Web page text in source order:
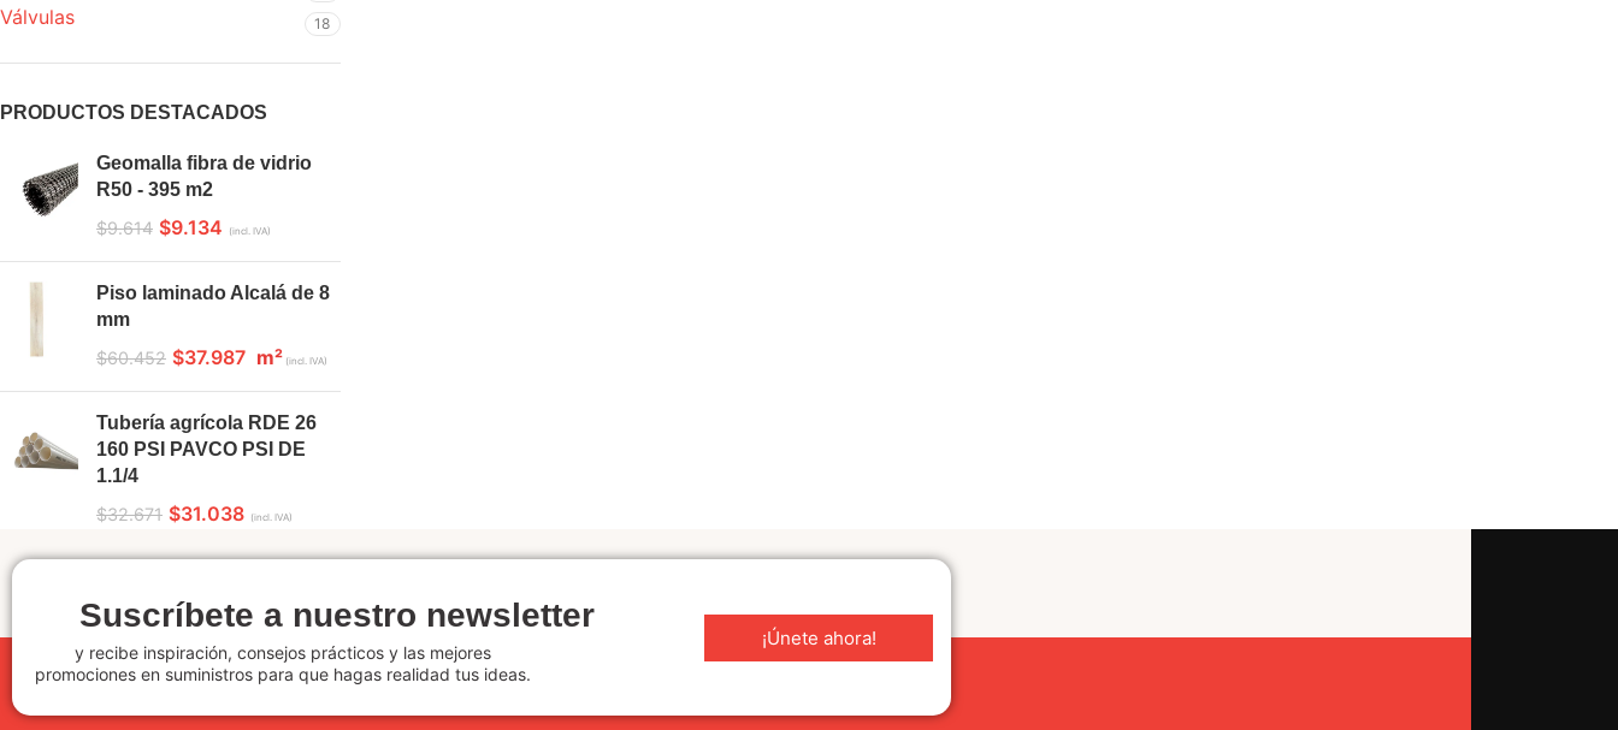
Válvulas 18
PRODUCTOS DESTACADOS
Geomalla fibra de vidrio
R50 - 395 m2
$9.614 $9.134 (incl. IVA)
Piso laminado Alcalá de 8
mm
$60.452 $37.987 m² (incl. IVA)
Tubería agrícola RDE 26
160 PSI PAVCO PSI DE
1.1/4
$32.671 $31.038 (incl. IVA)
Suscríbete a nuestro newsletter
y recibe inspiración, consejos prácticos y las mejores
promociones en suministros para que hagas realidad tus ideas.
¡Únete ahora!